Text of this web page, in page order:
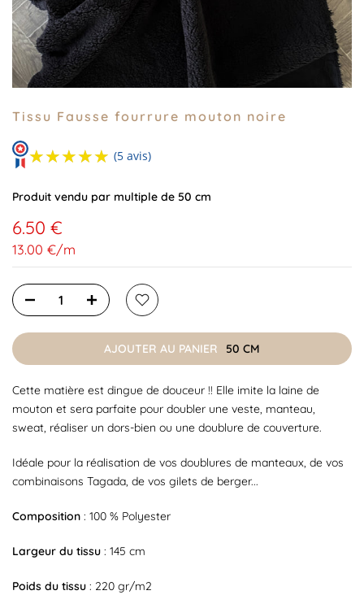
Tissu Fausse fourrure mouton noire
★★★★★
★★★★★ (5 avis)
Produit vendu par multiple de 50 cm
6.50 €
13.00 €/m
AJOUTER AU PANIER 50 CM
Cette matière est dingue de douceur !! Elle imite la laine de
mouton et sera parfaite pour doubler une veste, manteau,
sweat, réaliser un dors-bien ou une doublure de couverture.
Idéale pour la réalisation de vos doublures de manteaux, de vos
combinaisons Tagada, de vos gilets de berger...
Composition : 100 % Polyester
Largeur du tissu : 145 cm
Poids du tissu : 220 gr/m2